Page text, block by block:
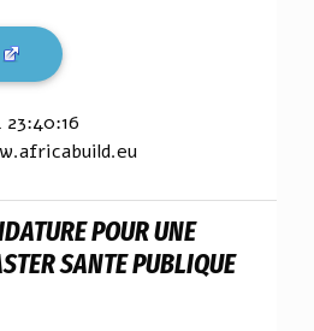
POUR UNE
SANTE PUBLIQUE